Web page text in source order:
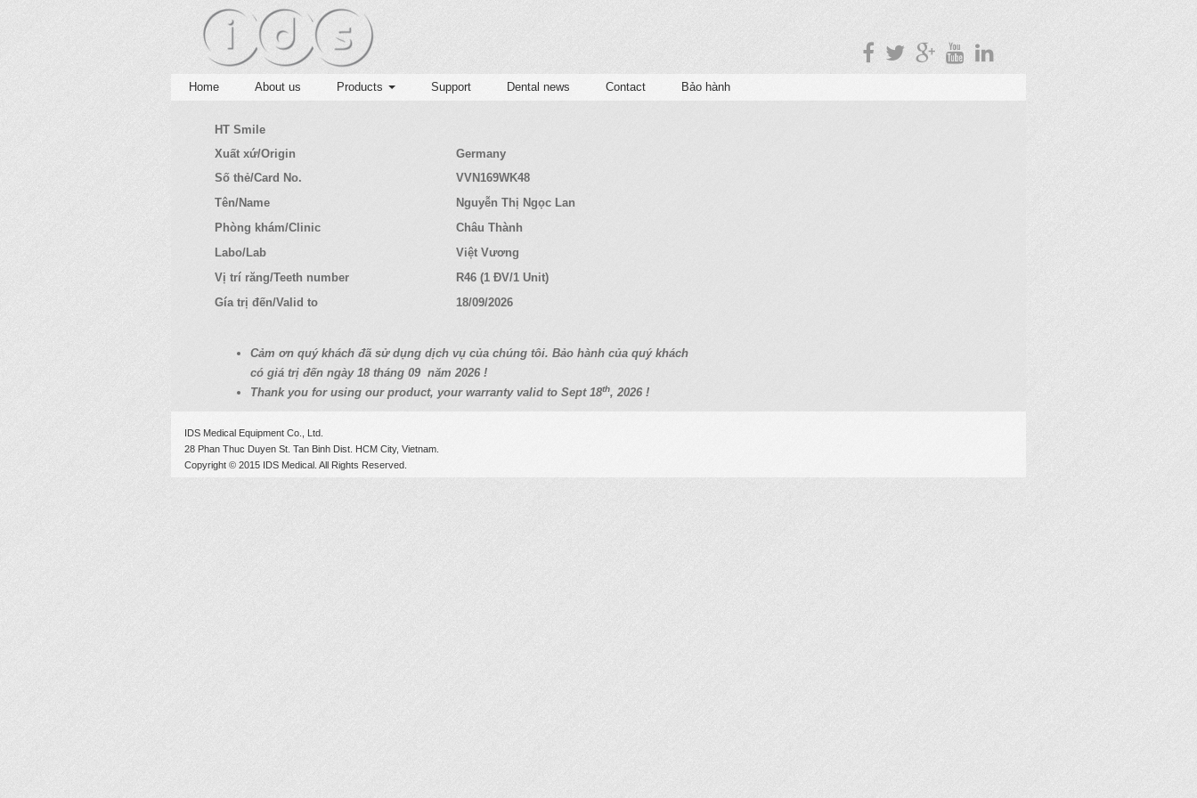
Home About us Products Support Dental news Contact Bảo hành
HT Smile
Xuất xứ/Origin
Germany
Số thẻ/Card No.
VVN169WK48
Tên/Name
Nguyễn Thị Ngọc Lan
Phòng khám/Clinic
Châu Thành
Labo/Lab
Việt Vương
Vị trí răng/Teeth number
R46 (1 ĐV/1 Unit)
Gía trị đến/Valid to
18/09/2026
Cảm ơn quý khách đã sử dụng dịch vụ của chúng tôi. Bảo hành của quý khách
có giá trị đến ngày 18 tháng 09 năm 2026 !
Thank you for using our product, your warranty valid to Sept 18th, 2026 !
IDS Medical Equipment Co., Ltd.
28 Phan Thuc Duyen St. Tan Binh Dist. HCM City, Vietnam.
Copyright © 2015 IDS Medical. All Rights Reserved.